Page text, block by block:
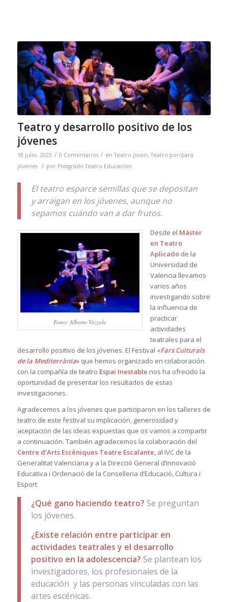
Teatro y desarrollo positivo de los
jóvenes
18 julio, 2023 / 0 Comentarios / enTeatro joven,Teatro por/para
jóvenes
/ por Postgrado Teatro Educación
El teatro esparce semillas que se depositan
y arraigan en los jóvenes, aunque no
sepamos cuándo van a dar frutos.
Fotos: Alberto Vozzolo
Desde el Máster
en Teatro
Aplicadode la
Universidad de
Valencia llevamos
varios años
investigando sobre
la influencia de
practicar
actividades
teatrales para el
desarrollo positivo de los jóvenes. El Festival «Fars Culturals
de la Mediterrània» que hemos organizado en colaboración
con la compañía de teatro Espai Inestable nos ha ofrecido la
oportunidad de presentar los resultados de estas
investigaciones.
Agradecemos a los jóvenes que participaron en los talleres de
teatro de este festival su implicación, generosidad y
aceptación de las ideas expuestas que os vamos a compartir
a continuación. También agradecemos la colaboración del
Centre d’Arts Escèniques Teatre Escalante, al IVC de la
Generalitat Valenciana y a la Direcció General d’Innovació
Educativa i Ordenació de la Conselleria d’Educació, Cultura i
Esport
¿Qué gano haciendo teatro? Se preguntan
los jóvenes.
¿Existe relación entre participar en
actividades teatrales y el desarrollo
positivo en la adolescencia? Se plantean los
investigadores, los profesionales de la
educación y las personas vinculadas con las
artes escénicas.